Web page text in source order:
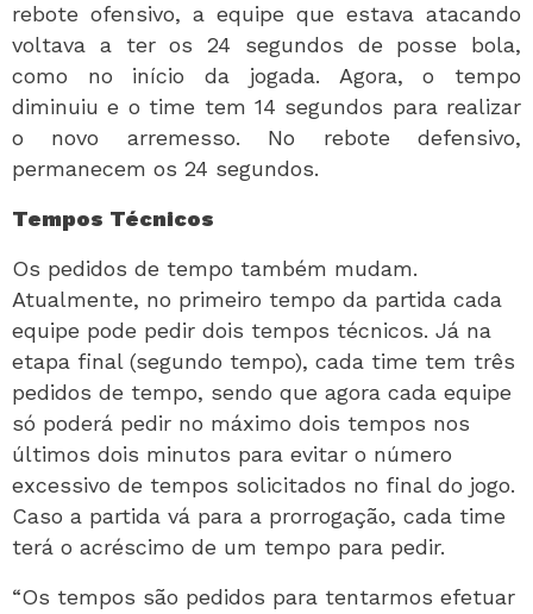
rebote ofensivo, a equipe que estava atacando
voltava a ter os 24 segundos de posse bola,
como no início da jogada. Agora, o tempo
diminuiu e o time tem 14 segundos para realizar
o novo arremesso. No rebote defensivo,
permanecem os 24 segundos.
Tempos Técnicos
Os pedidos de tempo também mudam.
Atualmente, no primeiro tempo da partida cada
equipe pode pedir dois tempos técnicos. Já na
etapa final (segundo tempo), cada time tem três
pedidos de tempo, sendo que agora cada equipe
só poderá pedir no máximo dois tempos nos
últimos dois minutos para evitar o número
excessivo de tempos solicitados no final do jogo.
Caso a partida vá para a prorrogação, cada time
terá o acréscimo de um tempo para pedir.
“Os tempos são pedidos para tentarmos efetuar